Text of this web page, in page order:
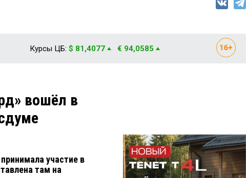
Курсы ЦБ: $ 81,4077 € 94,0585
вошёл в
участие в
там на